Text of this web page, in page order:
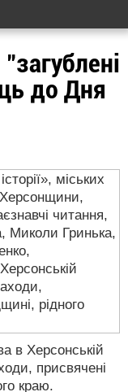
до Дня
в Херсонській
присвячені
краю.